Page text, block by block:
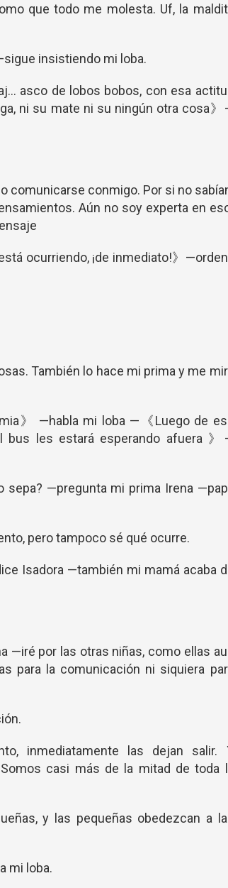
que todo me molesta. Uf, la
insistiendo mi loba.
asco de lobos bobos, con esa
ni su mate ni su ningún otra cosa
comunicarse conmigo. Por si no
Aún no soy experta en
ocurriendo, ¡de inmediato!》
También lo hace mi prima y me
》 —habla mi loba —《Luego de
bus les estará esperando afuera
sepa? —pregunta mi prima Irena
pero tampoco sé qué ocurre.
Isadora —también mi mamá acaba
—iré por las otras niñas, como ellas
para la comunicación ni siquiera
inmediatamente las dejan salir.
casi más de la mitad de toda
y las pequeñas obedezcan a
mi loba.